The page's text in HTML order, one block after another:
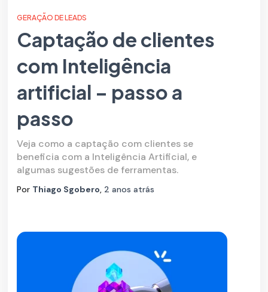
GERAÇÃO DE LEADS
Captação de clientes
com Inteligência
artificial – passo a
passo
Veja como a captação com clientes se
beneficia com a Inteligência Artificial, e
algumas sugestões de ferramentas.
Por Thiago Sgobero, 2 anos atrás